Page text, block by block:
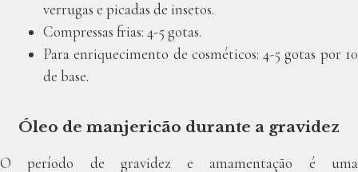
verrugas e picadas de insetos.
Compressas frias: 4-5 gotas.
Para enriquecimento de cosméticos: 4-5 gotas por 10
de base.
Óleo de manjericão durante a gravidez
O período de gravidez e amamentação é uma